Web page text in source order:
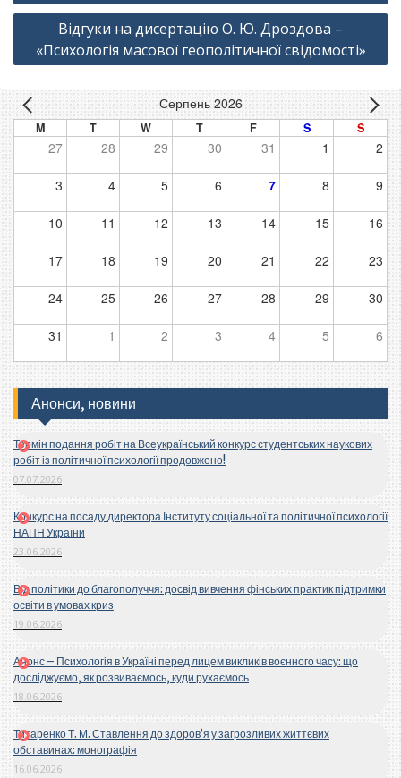
Відгуки на дисертацію О. Ю. Дроздова –
«Психологія масової геополітичної свідомості»
Серпень 2026
M T W T F S S
27 28 29 30 31 1 2
3 4 5 6 7 8 9
10 11 12 13 14 15 16
17 18 19 20 21 22 23
24 25 26 27 28 29 30
31 1 2 3 4 5 6
Анонси, новини
Термін подання робіт на Всеукраїнський конкурс студентських наукових
робіт із політичної психології продовжено!
07.07.2026
Конкурс на посаду директора Інституту соціальної та політичної психології
НАПН України
23.06.2026
Від політики до благополуччя: досвід вивчення фінських практик підтримки
освіти в умовах криз
19.06.2026
Анонс – Психологія в Україні перед лицем викликів воєнного часу: що
досліджуємо, як розвиваємось, куди рухаємось
18.06.2026
Титаренко Т. М. Ставлення до здоров’я у загрозливих життєвих
обставинах: монографія
16.06.2026